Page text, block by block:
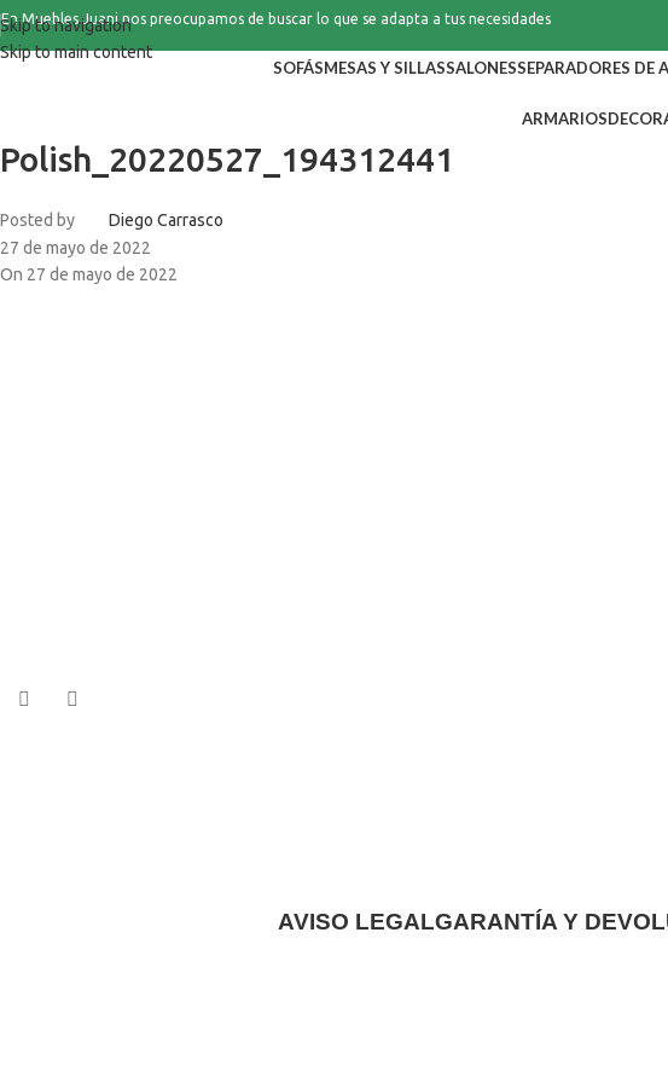
Skip to navigation
Skip to main content
En Muebles Juani nos preocupamos de buscar lo que se adapta a tus necesidades
SOFÁSMESAS Y SILLASSALONESSEPARADORES DE
ARMARIOS
Polish_20220527_194312441
Posted by
Diego Carrasco
27 de mayo de 2022
On 27 de mayo de 2022
AVISO LEGALGARANTÍA Y